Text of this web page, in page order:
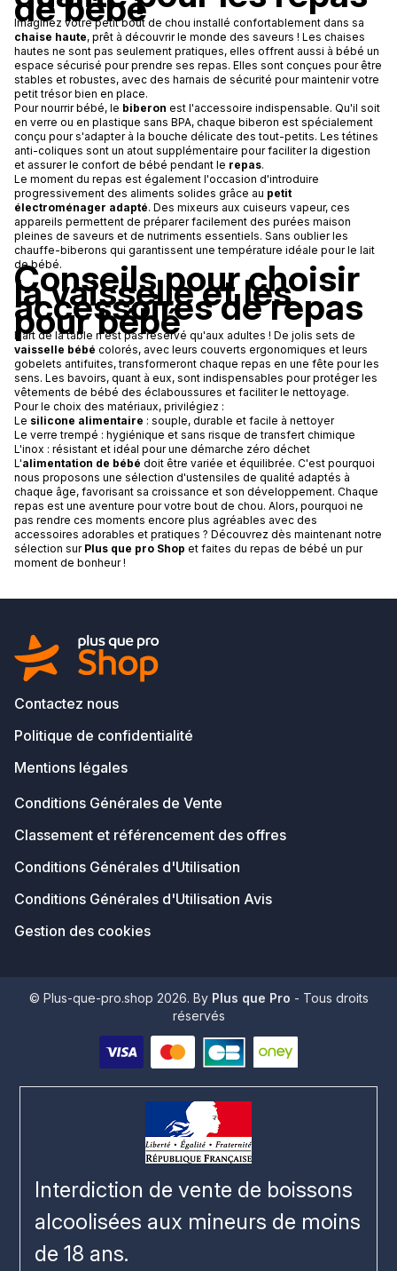
Imaginez votre petit bout de chou installé confortablement dans sa
chaise haute, prêt à découvrir le monde des saveurs ! Les chaises
hautes ne sont pas seulement pratiques, elles offrent aussi à bébé un
espace sécurisé pour prendre ses repas. Elles sont conçues pour être
stables et robustes, avec des harnais de sécurité pour maintenir votre
petit trésor bien en place.
Pour nourrir bébé, le biberon est l'accessoire indispensable. Qu'il soit
en verre ou en plastique sans BPA, chaque biberon est spécialement
conçu pour s'adapter à la bouche délicate des tout-petits. Les tétines
anti-coliques sont un atout supplémentaire pour faciliter la digestion
et assurer le confort de bébé pendant le repas.
Le moment du repas est également l'occasion d'introduire
progressivement des aliments solides grâce au petit
électroménager adapté. Des mixeurs aux cuiseurs vapeur, ces
appareils permettent de préparer facilement des purées maison
pleines de saveurs et de nutriments essentiels. Sans oublier les
chauffe-biberons qui garantissent une température idéale pour le lait
de bébé.
Conseils pour choisir
la vaisselle et les
accessoires de repas
pour bébé
L'art de la table n'est pas réservé qu'aux adultes ! De jolis sets de
vaisselle bébé colorés, avec leurs couverts ergonomiques et leurs
gobelets antifuites, transformeront chaque repas en une fête pour les
sens. Les bavoirs, quant à eux, sont indispensables pour protéger les
vêtements de bébé des éclaboussures et faciliter le nettoyage.
Pour le choix des matériaux, privilégiez :
Le silicone alimentaire : souple, durable et facile à nettoyer
Le verre trempé : hygiénique et sans risque de transfert chimique
L'inox : résistant et idéal pour une démarche zéro déchet
L'alimentation de bébé doit être variée et équilibrée. C'est pourquoi
nous proposons une sélection d'ustensiles de qualité adaptés à
chaque âge, favorisant sa croissance et son développement. Chaque
repas est une aventure pour votre bout de chou. Alors, pourquoi ne
pas rendre ces moments encore plus agréables avec des
accessoires adorables et pratiques ? Découvrez dès maintenant notre
sélection sur Plus que pro Shop et faites du repas de bébé un pur
moment de bonheur !
Contactez nous
Politique de confidentialité
Mentions légales
Conditions Générales de Vente
Classement et référencement des offres
Conditions Générales d'Utilisation
Conditions Générales d'Utilisation Avis
Gestion des cookies
© Plus-que-pro.shop 2026. By Plus que Pro - Tous droits
réservés
Interdiction de vente de boissons
alcoolisées aux mineurs de moins
de 18 ans.